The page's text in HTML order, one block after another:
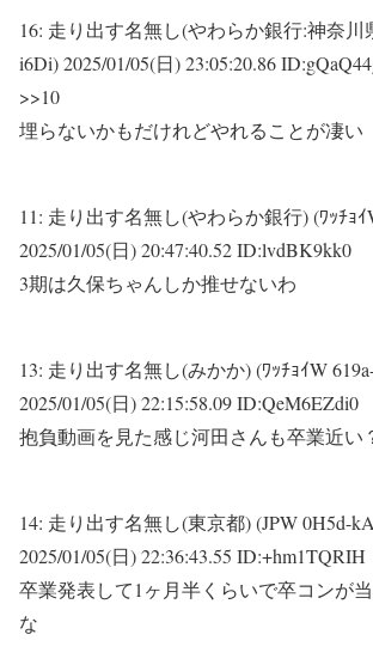
16: 走り出す名無し(やわらか銀行:神奈川
i6Di)2025/01/05(日) 23:05:20.86
>>10
埋らないかもだけれどやれることが凄い
11: 走り出す名無し(やわらか銀行) (ﾜｯﾁｮｲ
2025/01/05(日) 20:47:40.52 ID:lvdBK9kk0
3期は久保ちゃんしか推せないわ
13: 走り出す名無し(みかか) (ﾜｯﾁｮｲW
2025/01/05(日) 22:15:58.09 ID:QeM6EZdi0
抱負動画を見た感じ河田さんも卒業近い
14: 走り出す名無し(東京都) (JPW 0H5d-
2025/01/05(日) 22:36:43.55 ID:+hm1TQRIH
卒業発表して1ヶ月半くらいで卒コンが
な